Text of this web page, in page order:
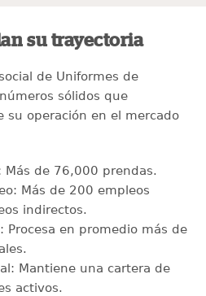
su trayectoria
de Uniformes de
sólidos que
su operación en el mercado
Más de 76,000 prendas.
Más de 200 empleos
indirectos.
Procesa en promedio más de
Mantiene una cartera de
activos.